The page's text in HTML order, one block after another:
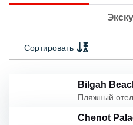
Сортировать
Bilgah
Пляжный
Chenot